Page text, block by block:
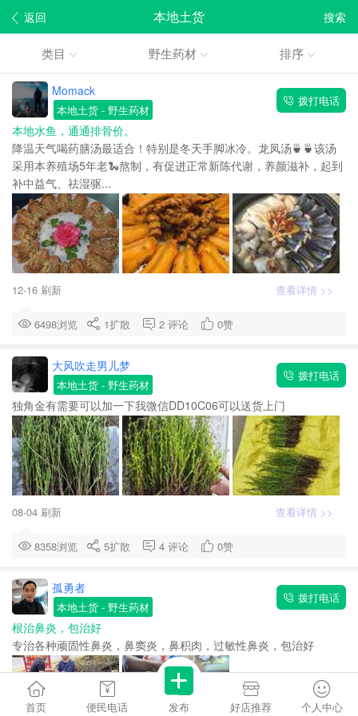
返回 搜索
本地土货
类目 野生药材 排序
Momack
本地土货 - 野生药材
拨打电话
本地水鱼，通通排骨价。
降温天气喝药膳汤最适合！特别是冬天手脚冰冷。龙凤汤🍵🍵该汤
采用本养殖场5年老🐍熬制，有促进正常新陈代谢，养颜滋补，起到
补中益气、祛湿驱...
12-16 刷新 查看详情 >>
6498浏览 1扩散 2 评论 0赞
大风吹走男儿梦
本地土货 - 野生药材
拨打电话
独角金有需要可以加一下我微信DD10C06可以送货上门
08-04 刷新 查看详情 >>
8358浏览 5扩散 4 评论 0赞
孤勇者
本地土货 - 野生药材
拨打电话
根治鼻炎，包治好
专治各种顽固性鼻炎，鼻窦炎，鼻积肉，过敏性鼻炎，包治好
首页 便民电话 发布 好店推荐 个人中心